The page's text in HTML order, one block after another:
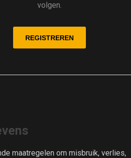
volgen.
maatregelen om misbruik, verlies,